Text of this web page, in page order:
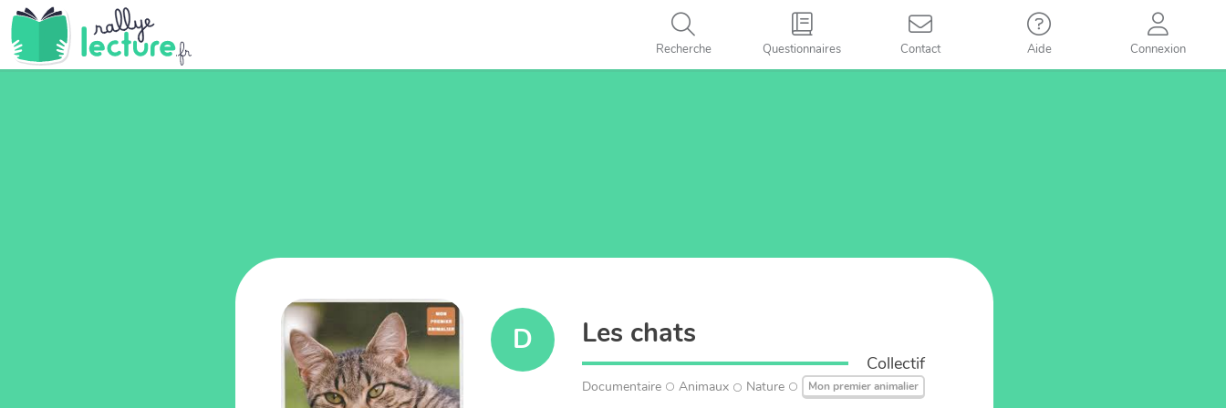
Recherche Questionnaires Contact Aide Connexion
D Les chats
Collectif
Documentaire Animaux Nature Mon premier animalier